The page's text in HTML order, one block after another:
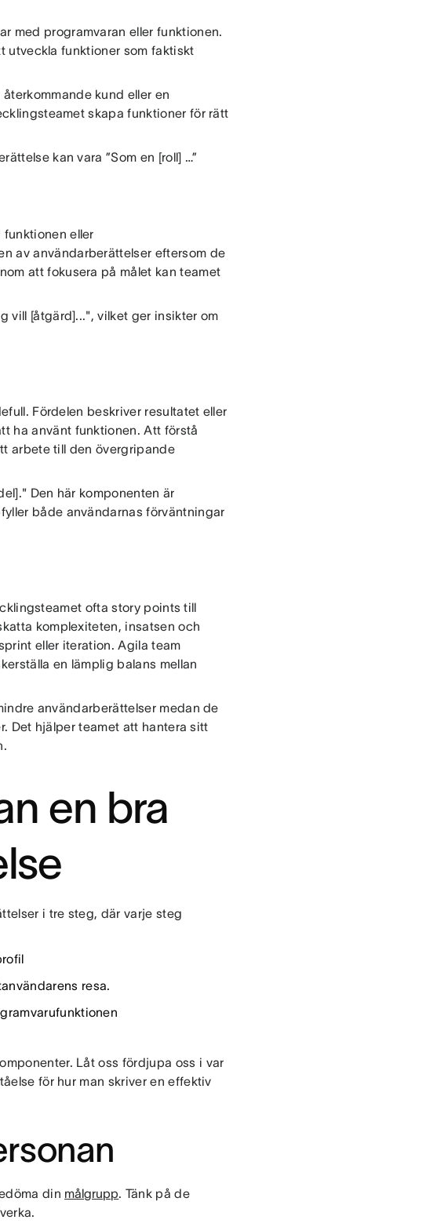
med programvaran eller funktionen.
utveckla funktioner som faktiskt
kund eller en
skapa funktioner för rätt
kan vara ”Som en [roll] …”
funktionen eller
av användarberättelser eftersom de
att fokusera på målet kan teamet
vill [åtgärd]...", vilket ger insikter om
Fördelen beskriver resultatet eller
ha använt funktionen. Att förstå
arbete till den övergripande
Den här komponenten är
både användarnas förväntningar
ofta story points till
komplexiteten, insatsen och
eller iteration. Agila team
en lämplig balans mellan
användarberättelser medan de
Det hjälper teamet att hantera sitt
en bra
i tre steg, där varje steg
resa.
Låt oss fördjupa oss i var
för hur man skriver en effektiv
din målgrupp. Tänk på de